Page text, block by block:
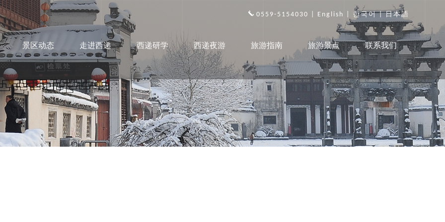
0559-5154030 | English 한국어|日本語
景区动态 走进西递 西递研学 西递夜游 旅游指南 旅游景点 联系我们